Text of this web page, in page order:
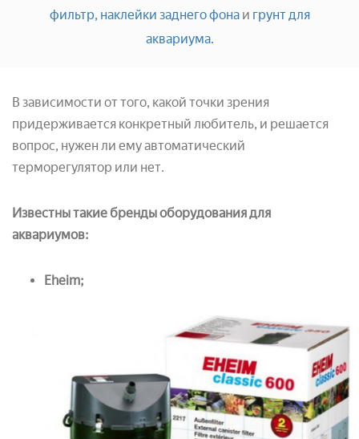
фильтр, наклейки заднего фонаи грунт для
аквариума.
В зависимости от того, какой точки зрения
придерживается конкретный любитель, и решается
вопрос, нужен ли ему автоматический
терморегулятор или нет.
Известны такие бренды оборудования для
аквариумов:
Eheim;